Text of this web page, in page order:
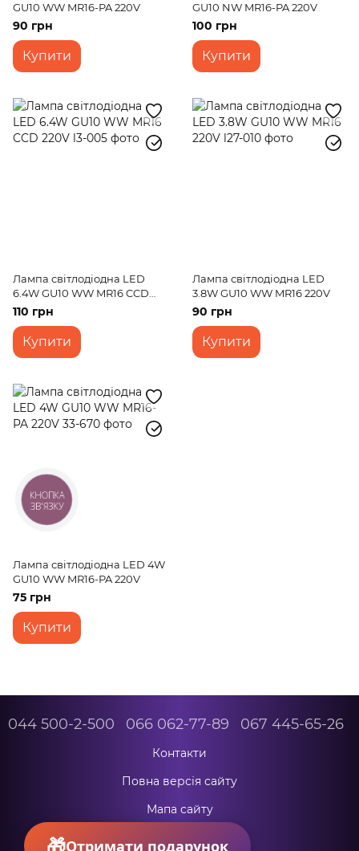
GU10 WW MR16-PA 220V
90 грн
Купити
GU10 NW MR16-PA 220V
100 грн
Купити
Лампа світлодіодна LED
6.4W GU10 WW MR16 CCD
220V
110 грн
Купити
Лампа світлодіодна LED
3.8W GU10 WW MR16 220V
90 грн
Купити
Лампа світлодіодна LED 4W
GU10 WW MR16-PA 220V
75 грн
Купити
044 500-2-500 066 062-77-89 067 445-65-26
Контакти
Повна версія сайту
Мапа сайту
КНОПКА
ЗВ'ЯЗКУ
Отримати подарунок